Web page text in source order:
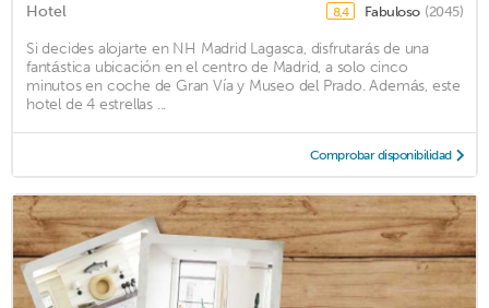
Hotel 8,4 Fabuloso (2045)
Si decides alojarte en NH Madrid Lagasca, disfrutarás de una
fantástica ubicación en el centro de Madrid, a solo cinco
minutos en coche de Gran Vía y Museo del Prado. Además, este
hotel de 4 estrellas ...
Comprobar disponibilidad